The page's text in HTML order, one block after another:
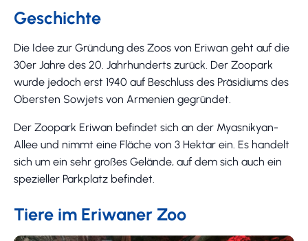
Geschichte
Die Idee zur Gründung des Zoos von Eriwan geht auf die
30er Jahre des 20. Jahrhunderts zurück. Der Zoopark
wurde jedoch erst 1940 auf Beschluss des Präsidiums des
Obersten Sowjets von Armenien gegründet.
Der Zoopark Eriwan befindet sich an der Myasnikyan-
Allee und nimmt eine Fläche von 3 Hektar ein. Es handelt
sich um ein sehr großes Gelände, auf dem sich auch ein
spezieller Parkplatz befindet.
Tiere im Eriwaner Zoo